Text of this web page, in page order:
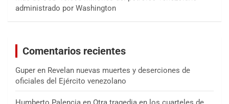
administrado por Washington
Comentarios recientes
Guper en Revelan nuevas muertes y deserciones de
oficiales del Ejército venezolano